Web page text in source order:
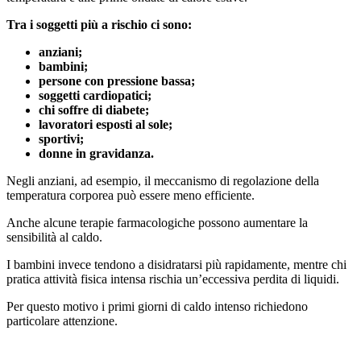
Tra i soggetti più a rischio ci sono:
anziani;
bambini;
persone con pressione bassa;
soggetti cardiopatici;
chi soffre di diabete;
lavoratori esposti al sole;
sportivi;
donne in gravidanza.
Negli anziani, ad esempio, il meccanismo di regolazione della
temperatura corporea può essere meno efficiente.
Anche alcune terapie farmacologiche possono aumentare la
sensibilità al caldo.
I bambini invece tendono a disidratarsi più rapidamente, mentre chi
pratica attività fisica intensa rischia un’eccessiva perdita di liquidi.
Per questo motivo i primi giorni di caldo intenso richiedono
particolare attenzione.